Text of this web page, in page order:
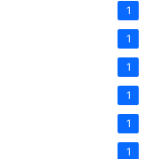
1
1
1
1
1
1